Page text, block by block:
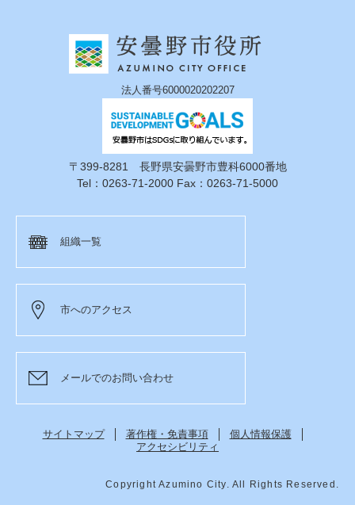
法人番号6000020202207
〒399-8281 長野県安曇野市豊科6000番地
Tel：0263-71-2000 Fax：0263-71-5000
組織一覧
市へのアクセス
メールでのお問い合わせ
サイトマップ 著作権・免責事項
個人情報保護
アクセシビリティ
Copyright Azumino City. All Rights Reserved.